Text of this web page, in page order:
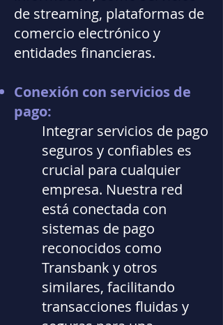
de streaming, plataformas de
comercio electrónico y
entidades financieras.
Conexión con servicios de
pago:
Integrar servicios de pago
seguros y confiables es
crucial para cualquier
empresa. Nuestra red
está conectada con
sistemas de pago
reconocidos como
Transbank y otros
similares, facilitando
transacciones fluidas y